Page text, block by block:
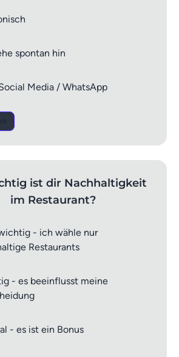
spontan hin
Media / WhatsApp
ist dir Nachhaltigkeit
im Restaurant?
- ich wähle nur
Restaurants
- es beeinflusst meine
- es ist ein Bonus